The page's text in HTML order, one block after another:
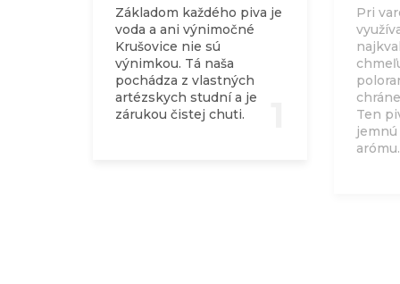
Základom každého piva je
voda a ani výnimočné
Krušovice nie sú
výnimkou. Tá naša
pochádza z vlastných
artézskych studní a je
zárukou čistej chuti.
Pri
Ten
arómu.